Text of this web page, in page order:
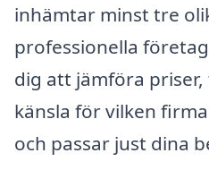
inhämtar minst tre
professionella
dig att jämföra
känsla för vilken
och passar just dina